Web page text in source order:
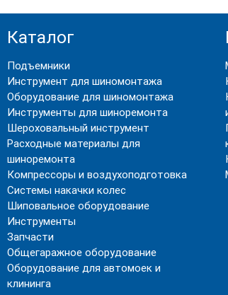
Каталог
Подъемники
Инструмент для шиномонтажа
Оборудование для шиномонтажа
Инструменты для шиноремонта
Шероховальный инструмент
Расходные материалы для
шиноремонта
Компрессоры и воздухоподготовка
Системы накачки колес
Шиповальное оборудование
Инструменты
Запчасти
Общегаражное оборудование
Оборудование для автомоек и
клининга